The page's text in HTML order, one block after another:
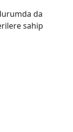
da
sahip